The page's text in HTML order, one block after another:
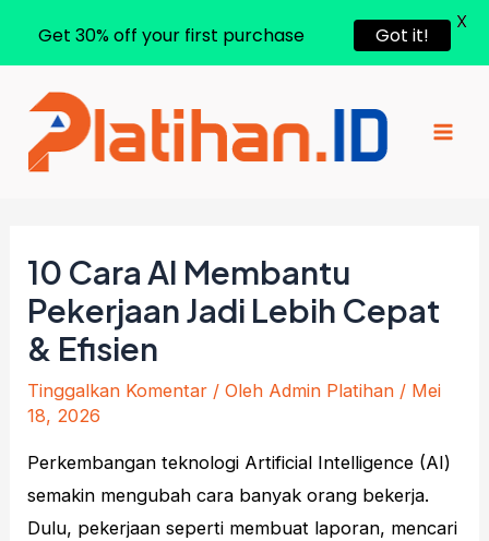
konten
10 Cara AI Membantu
Pekerjaan Jadi Lebih Cepat
& Efisien
Tinggalkan Komentar / Oleh Admin Platihan / Mei
18, 2026
Perkembangan teknologi Artificial Intelligence (AI)
semakin mengubah cara banyak orang bekerja.
Dulu, pekerjaan seperti membuat laporan, mencari
Get 30% off your first purchase Got it!
X